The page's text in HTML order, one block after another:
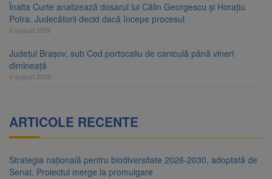
Înalta Curte analizează dosarul lui Călin Georgescu și Horațiu
Potra. Judecătorii decid dacă începe procesul
6 august 2026
Județul Brașov, sub Cod portocaliu de caniculă până vineri
dimineață
6 august 2026
ARTICOLE RECENTE
Strategia națională pentru biodiversitate 2026-2030, adoptată de
Senat. Proiectul merge la promulgare